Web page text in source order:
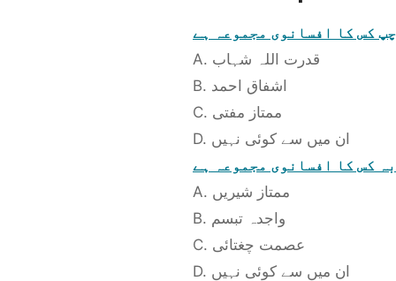
چپ کس کا افسانوی مجموعہ ہے
A. قدرت اللہ شہاب
B. اشفاق احمد
C. ممتاز مفتی
D. ان میں سے کوئی نہیں
کس کا افسانوی مجموعہ ہے
A. ممتاز شیریں
B. واجدہ تبسم
C. عصمت چغتائی
D. ان میں سے کوئی نہیں